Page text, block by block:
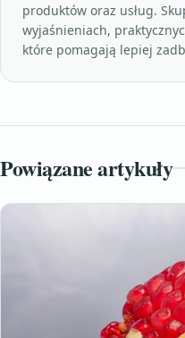
produktów oraz usług.
wyjaśnieniach,
które pomagają lepiej
Powiązane artykuły